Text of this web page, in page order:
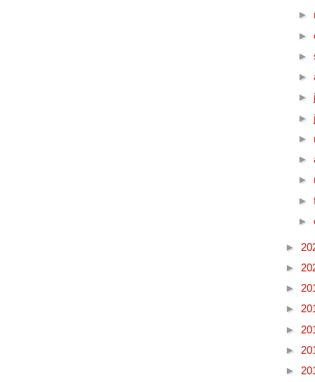
►
►
►
►
►
►
►
►
►
►
►
►
►
►
►
►
►
►